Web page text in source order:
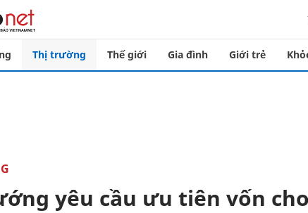
Thị trường Thế giới Gia đình Giới trẻ
yêu cầu ưu tiên vốn cho